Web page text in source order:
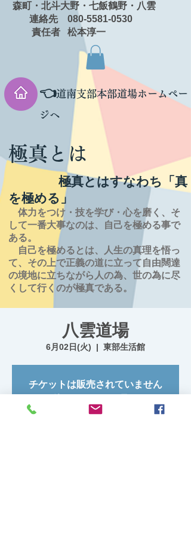
森町・北斗大野・七飯鶴野・八雲
連絡先 080-5581-0530
責任者 松本淳一
👈道南支部本部道場ホームペー
ジへ
極真とは
極真とはすなわち「真
を極める」
体力をつけ・技を学び・心を磨く、そ
して一番大事なのは、自己を極める事で
ある。
自己を極めるとは、
人生の真理を悟っ
て、その上で正義の道に立って自由闊達
の境地に立ちながら人の為、世の為に尽
くして行くのが極真である。
八雲道場
6月02日(火)
  |
東部生活館
チケットは販売されていません